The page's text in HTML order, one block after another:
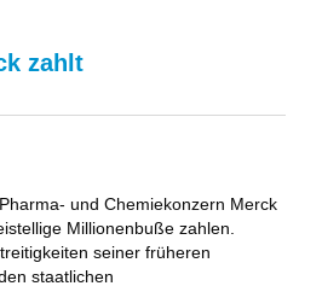
zahlt
und Chemiekonzern Merck
Millionenbuße zahlen.
seiner früheren
staatlichen